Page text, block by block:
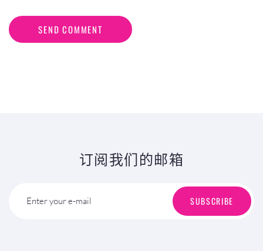
SEND COMMENT
订阅我们的邮箱
Enter your e-mail SUBSCRIBE